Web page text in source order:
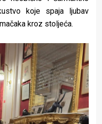
koje spaja ljubav
kroz stoljeća.